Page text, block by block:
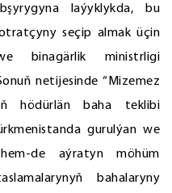
laýyklykda, bu
seçip almak üçin
binagärlik ministrligi
netijesinde “Mizemez
hödürlän baha teklibi
gurulýan we
de aýratyn möhüm
bahalaryny